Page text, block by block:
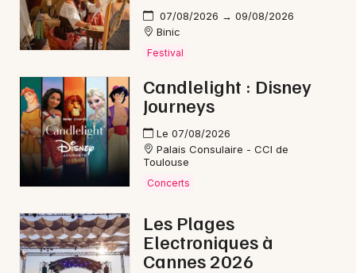
07/08/2026 → 09/08/2026
Binic
Festival
Candlelight : Disney
Journeys
Le 07/08/2026
Palais Consulaire - CCI de
Toulouse
Concerts
Les Plages
Electroniques à
Cannes 2026